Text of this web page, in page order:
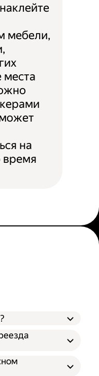
мебели,
места
на
время
нового офиса;